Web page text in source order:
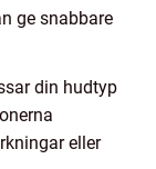
ge snabbare
din hudtyp
eller